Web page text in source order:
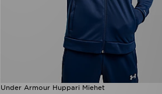
Under Armour Huppari Miehet